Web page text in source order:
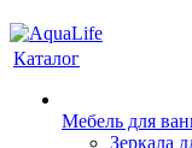
Каталог
Мебель для
Зеркала